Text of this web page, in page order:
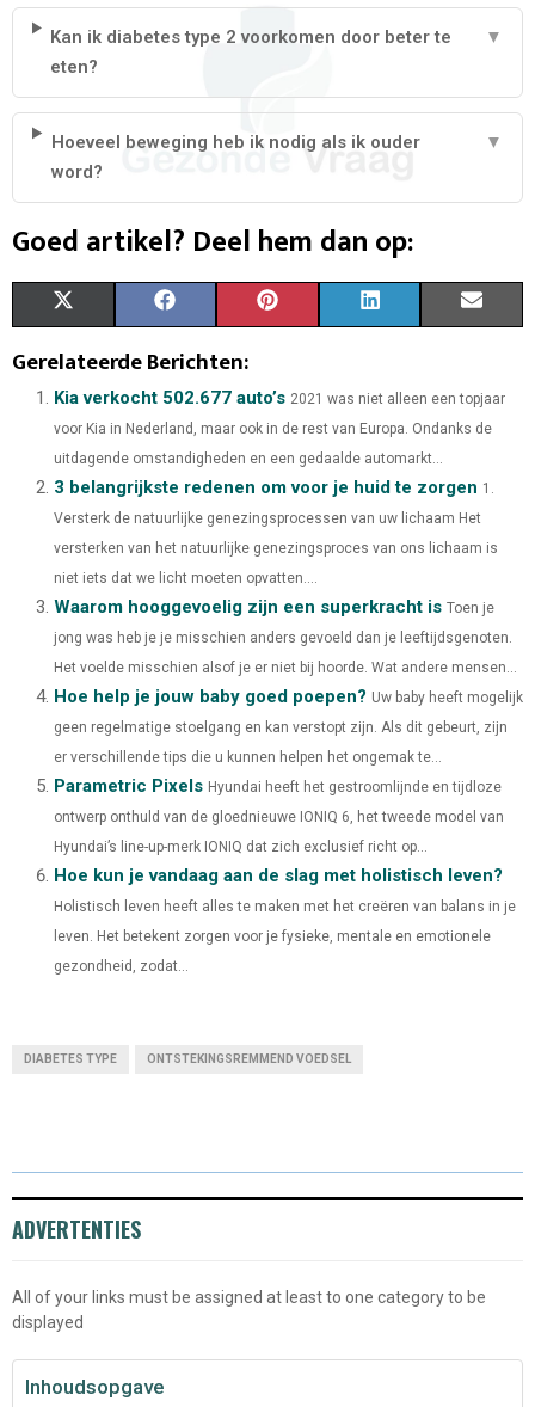
Kan ik diabetes type 2 voorkomen door beter te
eten?
▼
Hoeveel beweging heb ik nodig als ik ouder
word?
▼
Goed artikel? Deel hem dan op:
T
W
T
E
R
)
C
E
O
K
N
T
R
S
T
N
K
E
D
N
Gerelateerde Berichten:
Kia verkocht 502.677 auto’s 2021 was niet alleen een topjaar
voor Kia in Nederland, maar ook in de rest van Europa. Ondanks de
uitdagende omstandigheden en een gedaalde automarkt...
3 belangrijkste redenen om voor je huid te zorgen 1.
Versterk de natuurlijke genezingsprocessen van uw lichaam Het
versterken van het natuurlijke genezingsproces van ons lichaam is
niet iets dat we licht moeten opvatten....
Waarom hooggevoelig zijn een superkracht is Toen je
jong was heb je je misschien anders gevoeld dan je leeftijdsgenoten.
Het voelde misschien alsof je er niet bij hoorde. Wat andere mensen...
Hoe help je jouw baby goed poepen? Uw baby heeft mogelijk
geen regelmatige stoelgang en kan verstopt zijn. Als dit gebeurt, zijn
er verschillende tips die u kunnen helpen het ongemak te...
Parametric Pixels Hyundai heeft het gestroomlijnde en tijdloze
ontwerp onthuld van de gloednieuwe IONIQ 6, het tweede model van
Hyundai’s line-up-merk IONIQ dat zich exclusief richt op...
Hoe kun je vandaag aan de slag met holistisch leven?
Holistisch leven heeft alles te maken met het creëren van balans in je
leven. Het betekent zorgen voor je fysieke, mentale en emotionele
gezondheid, zodat...
DIABETES TYPE ONTSTEKINGSREMMEND VOEDSEL
ADVERTENTIES
All of your links must be assigned at least to one category to be
displayed
Inhoudsopgave